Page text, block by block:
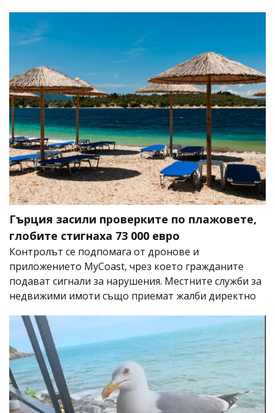
Гърция засили проверките по плажовете,
глобите стигнаха 73 000 евро
Контролът се подпомага от дронове и
приложението MyCoast, чрез което гражданите
подават сигнали за нарушения. Местните служби за
недвижими имоти също приемат жалби директно